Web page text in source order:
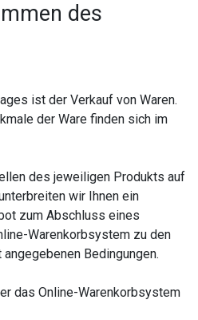
des
ist der Verkauf von Waren.
der Ware finden sich im
des jeweiligen Produkts auf
wir Ihnen ein
zum Abschluss eines
Warenkorbsystem zu den
Bedingungen.
das Online-Warenkorbsystem